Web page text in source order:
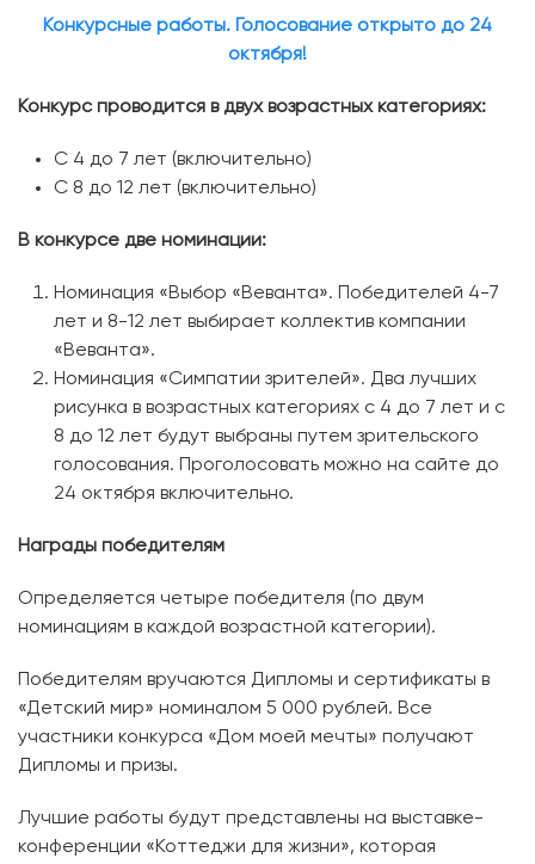
Конкурсные работы. Голосование открыто до 24
октября!
Конкурс проводится в двух возрастных категориях:
С 4 до 7 лет (включительно)
С 8 до 12 лет (включительно)
В конкурсе две номинации:
Номинация «Выбор «Веванта». Победителей 4-7
лет и 8-12 лет выбирает коллектив компании
«Веванта».
Номинация «Симпатии зрителей». Два лучших
рисунка в возрастных категориях с 4 до 7 лет и с
8 до 12 лет будут выбраны путем зрительского
голосования. Проголосовать можно на сайте до
24 октября включительно.
Награды победителям
Определяется четыре победителя (по двум
номинациям в каждой возрастной категории).
Победителям вручаются Дипломы и сертификаты в
«Детский мир» номиналом 5 000 рублей. Все
участники конкурса «Дом моей мечты» получают
Дипломы и призы.
Лучшие работы будут представлены на выставке-
конференции «Коттеджи для жизни», которая